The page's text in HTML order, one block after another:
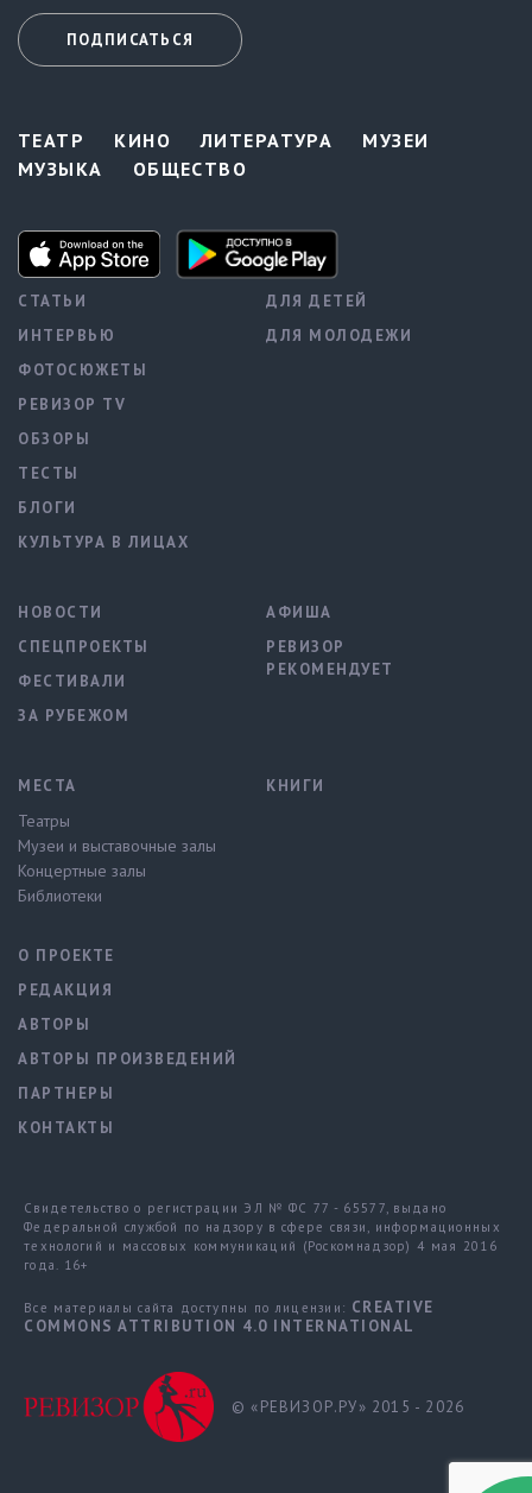
ПОДПИСАТЬСЯ
ТЕАТР КИНО ЛИТЕРАТУРА
МУЗЕИ
МУЗЫКА
ОБЩЕСТВО
СТАТЬИ
ИНТЕРВЬЮ
ФОТОСЮЖЕТЫ
РЕВИЗОР TV
ОБЗОРЫ
ТЕСТЫ
БЛОГИ
КУЛЬТУРА В ЛИЦАХ
ДЛЯ ДЕТЕЙ
ДЛЯ МОЛОДЕЖИ
НОВОСТИ
СПЕЦПРОЕКТЫ
ФЕСТИВАЛИ
ЗА РУБЕЖОМ
АФИША
РЕВИЗОР
РЕКОМЕНДУЕТ
МЕСТА
Театры
Музеи и выставочные залы
Концертные залы
Библиотеки
КНИГИ
О ПРОЕКТЕ
РЕДАКЦИЯ
АВТОРЫ
АВТОРЫ ПРОИЗВЕДЕНИЙ
ПАРТНЕРЫ
КОНТАКТЫ
Свидетельство о регистрации ЭЛ № ФС 77 - 65577, выдано
Федеральной службой по надзору в сфере связи, информационных
технологий и массовых коммуникаций (Роскомнадзор) 4 мая 2016
года. 16+
Все материалы сайта доступны по лицензии: CREATIVE
COMMONS ATTRIBUTION 4.0 INTERNATIONAL
© «РЕВИЗОР.РУ» 2015 - 2026